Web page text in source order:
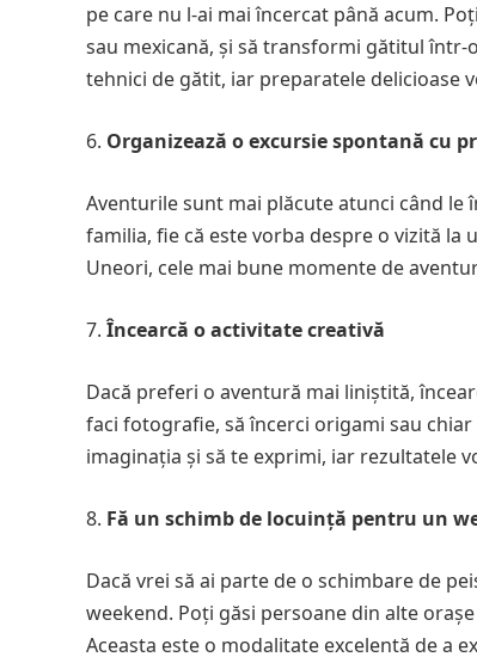
pe care nu l-ai mai încercat până acum.
sau mexicană, și să transformi gătitul
tehnici de gătit, iar preparatele delicioase
Organizează o excursie spontană cu
Aventurile sunt mai plăcute atunci când le
familia, fie că este vorba despre o vizită la
Uneori, cele mai bune momente de
Încearcă o activitate creativă
Dacă preferi o aventură mai liniștită,
faci fotografie, să încerci origami sau
imaginația și să te exprimi, iar rezultatele
Fă un schimb de locuință pentru un
Dacă vrei să ai parte de o schimbare de
weekend. Poți găsi persoane din alte
Aceasta este o modalitate excelentă de a